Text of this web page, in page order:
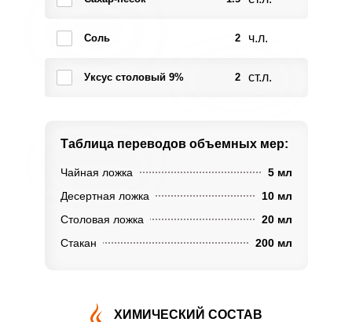
Соль 2 ч.л.
Уксус столовый 9% 2 ст.л.
Таблица переводов объемных мер:
Чайная ложка
5 мл
Десертная ложка
10 мл
Столовая ложка
20 мл
Стакан
200 мл
ХИМИЧЕСКИЙ СОСТАВ